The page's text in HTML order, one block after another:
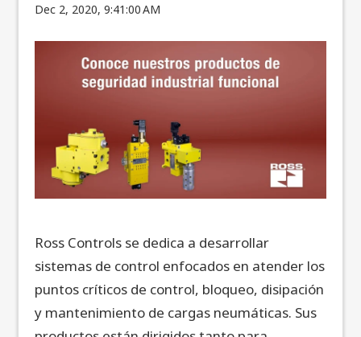
Dec 2, 2020, 9:41:00 AM
Ross Controls se dedica a desarrollar
sistemas de control enfocados en atender los
puntos críticos de control, bloqueo, disipación
y mantenimiento de cargas neumáticas. Sus